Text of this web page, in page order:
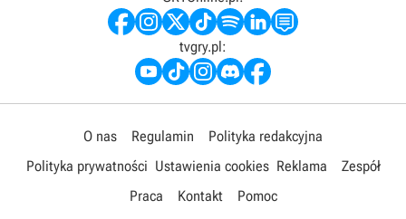
tvgry.pl:
O nas Regulamin
Polityka redakcyjna
Polityka prywatności Ustawienia cookies Reklama
Zespół
Praca
Kontakt Pomoc